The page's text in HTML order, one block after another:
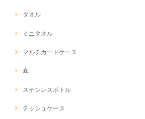
タオル
ミニタオル
マルチカードケース
傘
ステンレスボトル
テッシュケース